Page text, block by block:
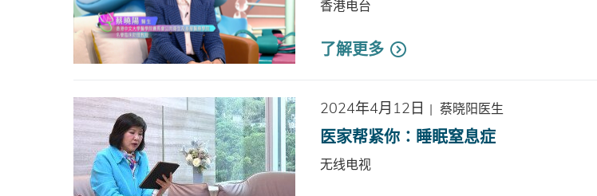
香港电台
了解更多
2024年4月12日 | 蔡晓阳医生
医家帮紧你∶睡眠窒息症
无线电视